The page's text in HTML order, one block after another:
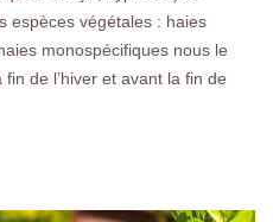
espèces végétales : haies
monospécifiques nous le
de l’hiver et avant la fin de